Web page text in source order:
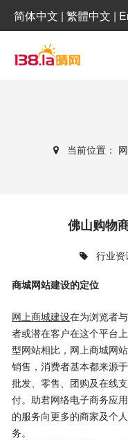
简体中文 | 繁體中文 |
当前位置：
佛山购物
行业资
商城网站建设的定位
网上商城建设在为浏览者
者或潜在客户在这个平台
型网站相比，网上商城网
销售，消费者基本都来源
批发、零售、团购及在线
付。助君网络电子商务应
的服务向更多的商家及个
务。